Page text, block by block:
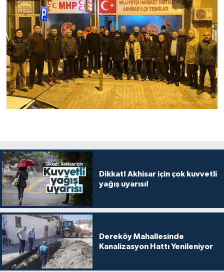
Dikkat! Akhisar için çok kuvvetli
yağış uyarısı!
Dereköy Mahallesinde
Kanalizasyon Hattı Yenileniyor